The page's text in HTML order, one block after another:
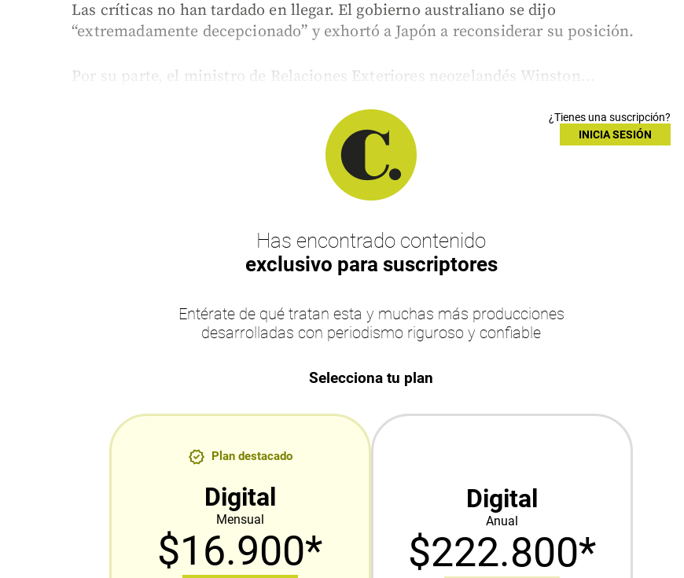
Las críticas no han tardado en llegar. El gobierno australiano se dijo
“extremadamente decepcionado” y exhortó a Japón a reconsiderar su posición.
Por su parte, el ministro de Relaciones Exteriores neozelandés Winston...
¿Tienes una suscripción?
INICIA SESIÓN
Has encontrado contenido
exclusivo para suscriptores
Entérate de qué tratan esta y muchas más producciones
desarrolladas con periodismo riguroso y confiable
Selecciona tu plan
Plan destacado
Digital
Mensual
$16.900*
Digital
Anual
$222.800*